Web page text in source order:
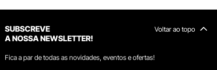
Voltar ao topo
SUBSCREVE
A NOSSA NEWSLETTER!
Fica a par de todas as novidades, eventos e ofertas!